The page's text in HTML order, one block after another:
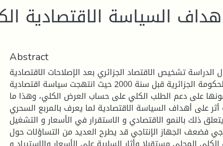
السياسة الاقتصادية
Abstract
الدراسة تشخيص الاقتصاد الجزائري بعد الإصلاحات الاقتصادية
التي قامت بها الحكومة الجزائرية قبل سنة 2000 حيث انتهجت سياسة اقتصادية
على دعم الطلب الكلي على حساب العرض الكلي، وهذا ما
على أهداف السياسة الاقتصادية لما يعرف بالمربع السحري
ذلك بالنمو الاقتصادي و الاستقرار في الأسعار و التشغيل
فضعف الجهاز الإنتاجي قد يطرح العديد من التساؤلات حول